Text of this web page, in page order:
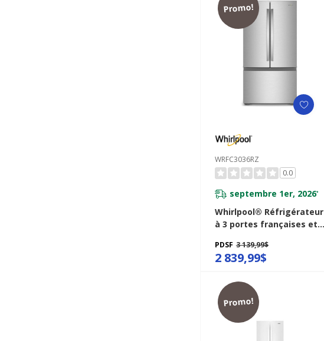
Promo!
WRFC3036RZ
0.0
septembre 1er, 2026*
Whirlpool® Réfrigérateur
à 3 portes françaises et
véritable de 36 po - 24 pi
cu WRFC3036RZ
PDSF 3 139,99$
2 839,99$
Promo!